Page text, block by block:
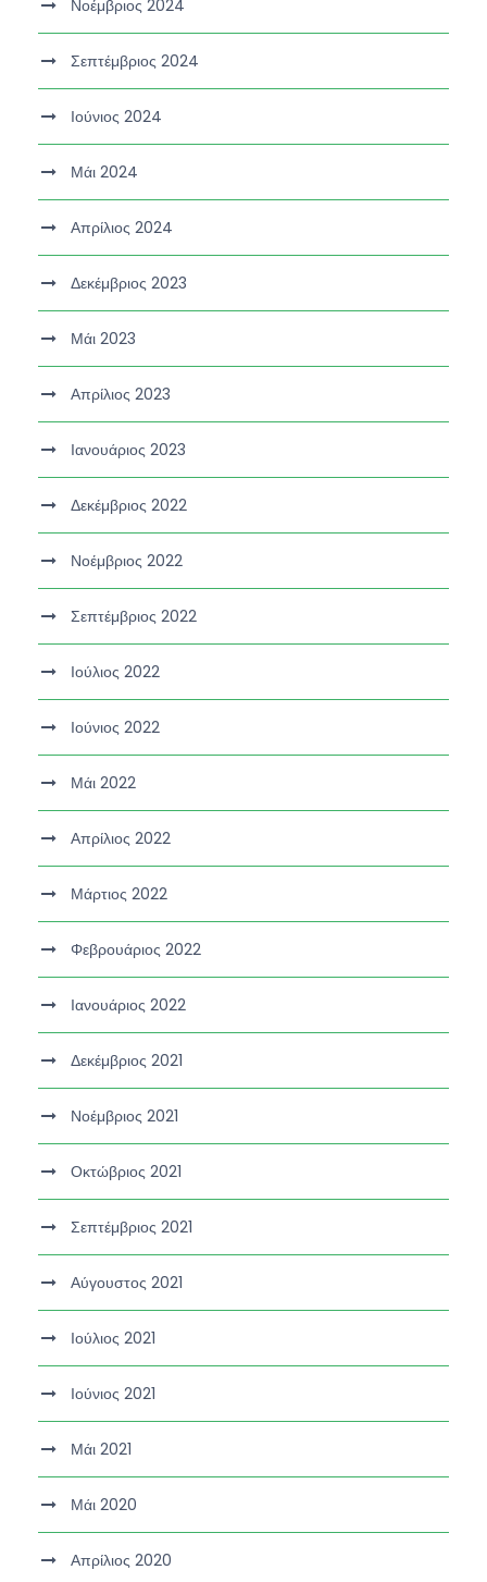
Νοέμβριος 2024
Σεπτέμβριος 2024
Ιούνιος 2024
Μάι 2024
Απρίλιος 2024
Δεκέμβριος 2023
Μάι 2023
Απρίλιος 2023
Ιανουάριος 2023
Δεκέμβριος 2022
Νοέμβριος 2022
Σεπτέμβριος 2022
Ιούλιος 2022
Ιούνιος 2022
Μάι 2022
Απρίλιος 2022
Μάρτιος 2022
Φεβρουάριος 2022
Ιανουάριος 2022
Δεκέμβριος 2021
Νοέμβριος 2021
Οκτώβριος 2021
Σεπτέμβριος 2021
Αύγουστος 2021
Ιούλιος 2021
Ιούνιος 2021
Μάι 2021
Μάι 2020
Απρίλιος 2020